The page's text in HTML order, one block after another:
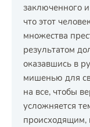
заключенного
что этот
множества
результатом
оказавшись в
мишенью для
на все, чтобы
усложняется
происходящим,